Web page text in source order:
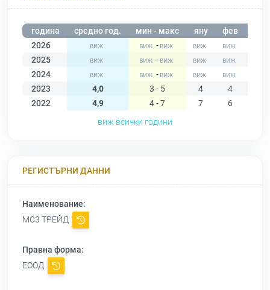
година средно год. мин - макс яну фев
2026
-
2025
-
2024
-
2023
4,0 3 - 5 4 4
2022
4,9 4 - 7 7 6
виж всички години
РЕГИСТЪРНИ ДАННИ
Наименование:
МС3 ТРЕЙД
Правна форма:
ЕООД